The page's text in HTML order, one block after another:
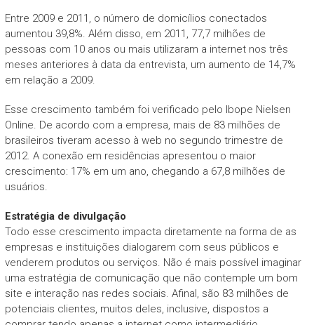
Entre 2009 e 2011, o número de domicílios conectados
aumentou 39,8%. Além disso, em 2011, 77,7 milhões de
pessoas com 10 anos ou mais utilizaram a internet nos três
meses anteriores à data da entrevista, um aumento de 14,7%
em relação a 2009.
Esse crescimento também foi verificado pelo Ibope Nielsen
Online. De acordo com a empresa, mais de 83 milhões de
brasileiros tiveram acesso à web no segundo trimestre de
2012. A conexão em residências apresentou o maior
crescimento: 17% em um ano, chegando a 67,8 milhões de
usuários.
Estratégia de divulgação
Todo esse crescimento impacta diretamente na forma de as
empresas e instituições dialogarem com seus públicos e
venderem produtos ou serviços. Não é mais possível imaginar
uma estratégia de comunicação que não contemple um bom
site e interação nas redes sociais. Afinal, são 83 milhões de
potenciais clientes, muitos deles, inclusive, dispostos a